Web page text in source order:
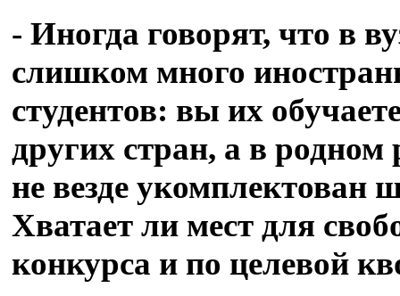
- Иногда говорят, что в
слишком много
студентов: вы их
других стран, а в родном
не везде укомплектован
Хватает ли мест для
конкурса и по целевой